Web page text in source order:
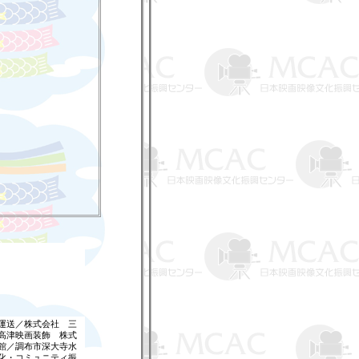
送／株式会社 三
津映画装飾 株式
／調布市深大寺水